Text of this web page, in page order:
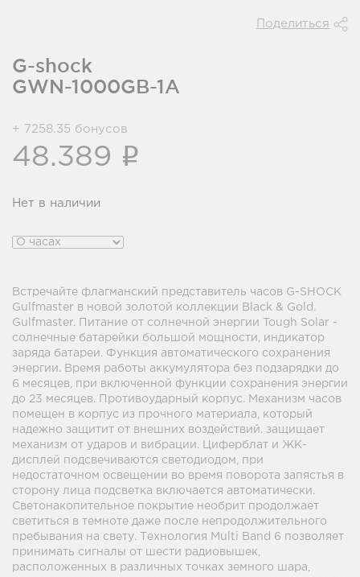
Поделиться
G-shock
GWN-1000GB-1A
+ 7258.35 бонусов
48.389 i
Нет в наличии
Встречайте флагманский представитель часов G-SHOCK
Gulfmaster в новой золотой коллекции Black & Gold.
Gulfmaster. Питание от солнечной энергии Tough Solar -
солнечные батарейки большой мощности, индикатор
заряда батареи. Функция автоматического сохранения
энергии. Время работы аккумулятора без подзарядки до
6 месяцев, при включенной функции сохранения энергии
до 23 месяцев. Противоударный корпус. Механизм часов
помещен в корпус из прочного материала, который
надежно защитит от внешних воздействий. защищает
механизм от ударов и вибрации. Циферблат и ЖК-
дисплей подсвечиваются светодиодом, при
недостаточном освещении во время поворота запястья в
сторону лица подсветка включается автоматически.
Светонакопительное покрытие необрит продолжает
светиться в темноте даже после непродолжительного
пребывания на свету. Технология Multi Band 6 позволяет
принимать сигналы от шести радиовышек,
расположенных в различных точках земного шара,